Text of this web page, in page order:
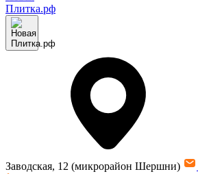
Заводская, 12 (микрорайон Шершни)